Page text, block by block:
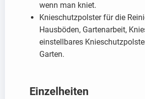
wenn man kniet.
Knieschutzpolster für die
Hausböden, Gartenarbeit,
einstellbares
Garten.
Einzelheiten